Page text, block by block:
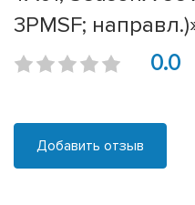
3PMSF;
0.0
Добавить отзыв